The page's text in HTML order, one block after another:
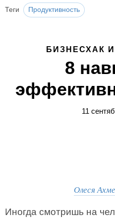
Теги Продуктивность
БИЗНЕСХАК
8
11
Олеся
Иногда смотришь на